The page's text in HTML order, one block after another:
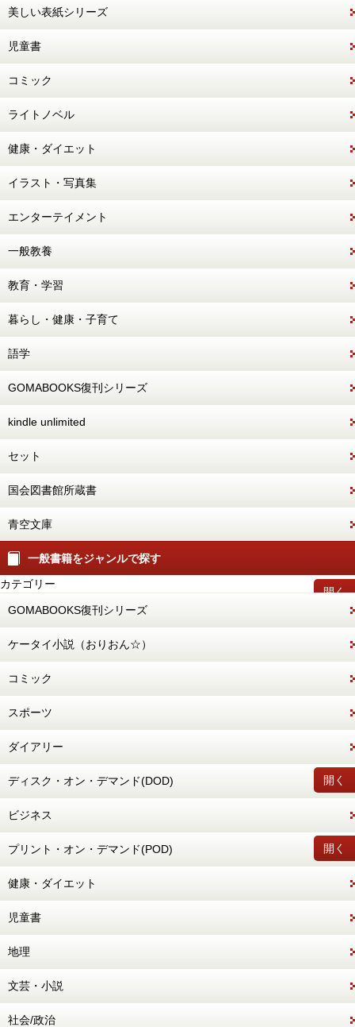
美しい表紙シリーズ
児童書
コミック
ライトノベル
健康・ダイエット
イラスト・写真集
エンターテイメント
一般教養
教育・学習
暮らし・健康・子育て
語学
GOMABOOKS復刊シリーズ
kindle unlimited
セット
国会図書館所蔵書
青空文庫
一般書籍をジャンルで探す
開く
カテゴリー
GOMABOOKS復刊シリーズ
ケータイ小説（おりおん☆）
コミック
スポーツ
ダイアリー
開く
ディスク・オン・デマンド(DOD)
ビジネス
開く
プリント・オン・デマンド(POD)
健康・ダイエット
児童書
地理
文芸・小説
社会/政治